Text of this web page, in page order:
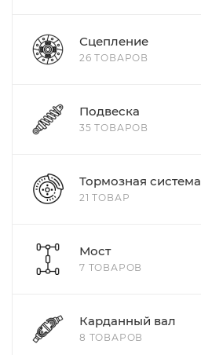
Сцепление
26 ТОВАРОВ
Подвеска
35 ТОВАРОВ
Тормозная система
21 ТОВАР
Мост
7 ТОВАРОВ
Карданный вал
8 ТОВАРОВ